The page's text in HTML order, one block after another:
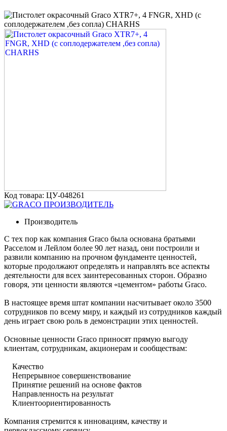
Код товара: ЦУ-048261
ПРОИЗВОДИТЕЛЬ
Производитель
С тех пор как компания Graco была основана братьями
Расселом и Лейлом более 90 лет назад, они построили и
развили компанию на прочном фундаменте ценностей,
которые продолжают определять и направлять все аспекты
деятельности для всех заинтересованных сторон. Образно
говоря, эти ценности являются «цементом» работы Graco.
В настоящее время штат компании насчитывает около 3500
сотрудников по всему миру, и каждый из сотрудников каждый
день играет свою роль в демонстрации этих ценностей.
Основные ценности Graco приносят прямую выгоду
клиентам, сотрудникам, акционерам и сообществам:
Качество
Непрерывное совершенствование
Принятие решений на основе фактов
Направленность на результат
Клиентоориентированность
Компания стремится к инновациям, качеству и